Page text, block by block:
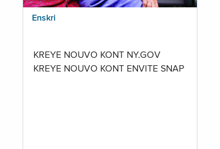
Enskri
KREYE NOUVO KONT NY.GOV
KREYE NOUVO KONT ENVITE SNAP